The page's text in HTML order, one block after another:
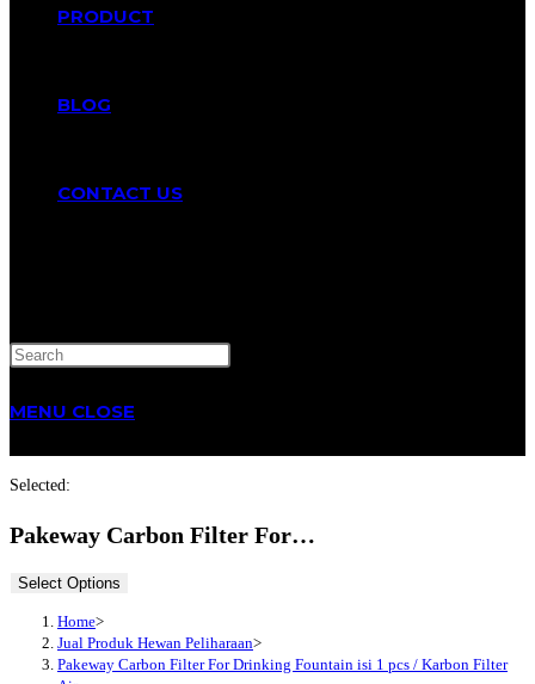
PRODUCT
BLOG
CONTACT US
WEBSITE
SEARCH
MENU CLOSE
Selected:
Pakeway Carbon Filter For…
Select Options
Home>
Jual Produk Hewan Peliharaan>
Pakeway Carbon Filter For Drinking Fountain isi 1 pcs / Karbon Filter